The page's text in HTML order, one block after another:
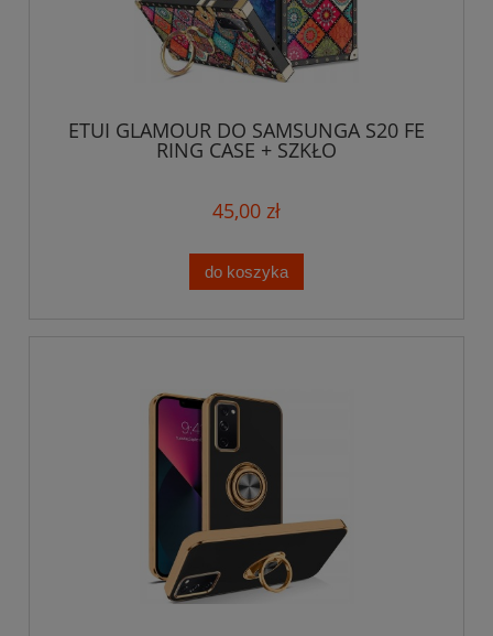
ETUI GLAMOUR DO SAMSUNGA S20 FE
RING CASE + SZKŁO
45,00 zł
do koszyka